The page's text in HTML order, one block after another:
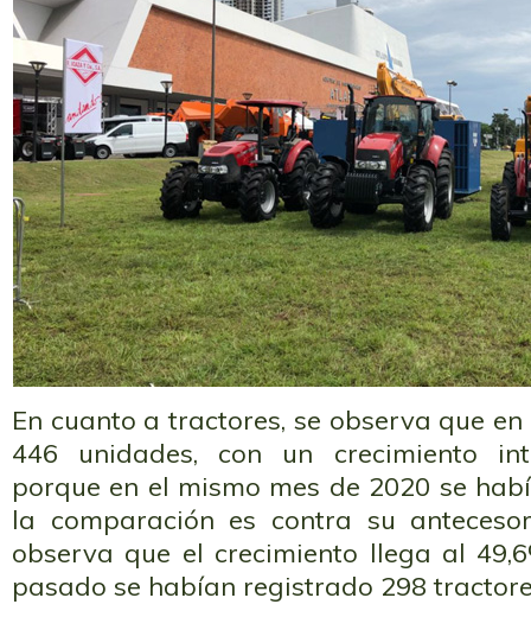
En cuanto a tractores, se observa que
446 unidades, con un crecimiento
porque en el mismo mes de 2020 se
la comparación es contra su
observa que el crecimiento llega al
pasado se habían registrado 298